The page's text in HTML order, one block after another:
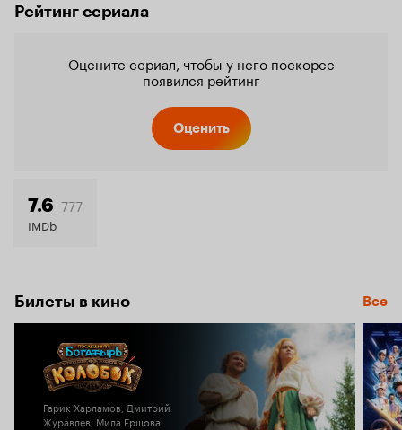
Рейтинг сериала
Оцените сериал, чтобы у него поскорее
появился рейтинг
Оценить
7.6 777
IMDb
Билеты в кино Все
Гарик Харламов, Дмитрий
Журавлев, Мила Ершова